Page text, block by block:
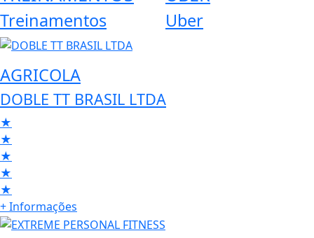
Treinamentos Uber
AGRICOLA
DOBLE TT BRASIL LTDA
★
★
★
★
★
+ Informações